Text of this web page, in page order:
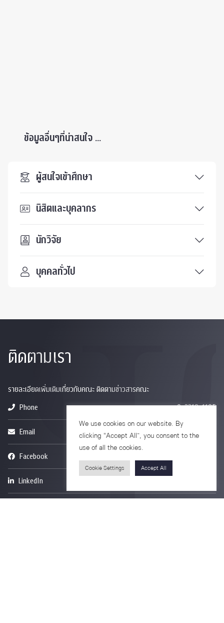
ข้อมูลอื่นๆที่น่าสนใจ ...
ผู้สนใจเข้าศึกษา
นิสิตและบุคลากร
นักวิจัย
บุคคลทั่วไป
ติดตามเรา
รายละเอียดเพิ่มเติมเกี่ยวกับคณะ ติดตามข่าวสารคณะ
Phone
0-2218-1185
Email psy@chula.ac.th
Facebook
LinkedIn
We use cookies on our website. By
clicking “Accept All”, you consent to the
use of all the cookies.
Cookie Settings Accept All